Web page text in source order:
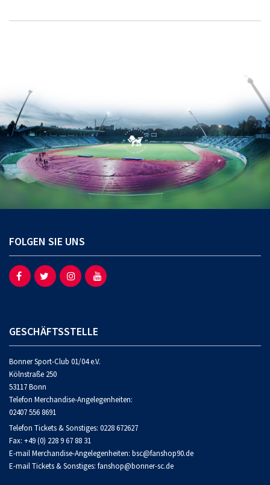
FOLGEN SIE UNS
GESCHÄFTSSTELLE
Bonner Sport-Club 01/04 e.V.
Kölnstraße 250
53117 Bonn
Telefon Merchandise-Angelegenheiten:
02407 556 8691
Telefon Tickets & Sonstiges: 0228 672627
Fax: +49 (0) 228 9 67 88 31
E-mail Merchandise-Angelegenheiten: bsc@fanshop90.de
E-mail Tickets & Sonstiges: fanshop@bonner-sc.de